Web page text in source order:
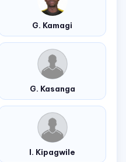
G. Kamagi
G. Kasanga
I. Kipagwile